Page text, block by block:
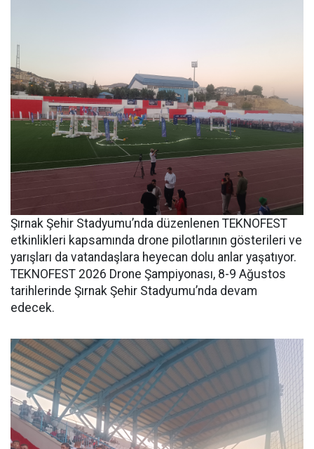
Şırnak Şehir Stadyumu’nda düzenlenen TEKNOFEST
etkinlikleri kapsamında drone pilotlarının gösterileri ve
yarışları da vatandaşlara heyecan dolu anlar yaşatıyor.
TEKNOFEST 2026 Drone Şampiyonası, 8-9 Ağustos
tarihlerinde Şırnak Şehir Stadyumu’nda devam
edecek.